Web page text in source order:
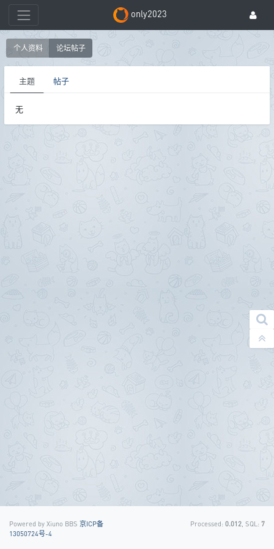
only2023
个人资料 论坛帖子
主题 帖子
无
Powered by Xiuno BBS 京ICP备
13050724号-4
Processed: 0.012 , SQL: 7